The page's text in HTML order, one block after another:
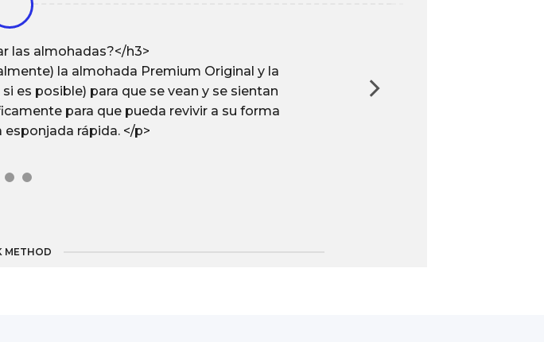
las almohadas?</h3>
la almohada Premium Original y la
es posible) para que se vean y se sientan
para que pueda revivir a su forma
rápida. </p>
METHOD